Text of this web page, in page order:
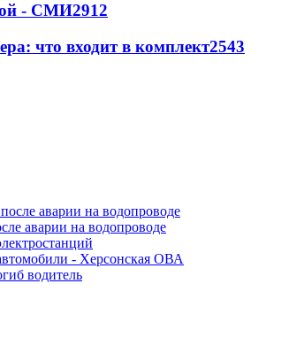
- СМИ2912
что входит в комплект2543
аварии на водопроводе
- Херсонская ОВА
водитель